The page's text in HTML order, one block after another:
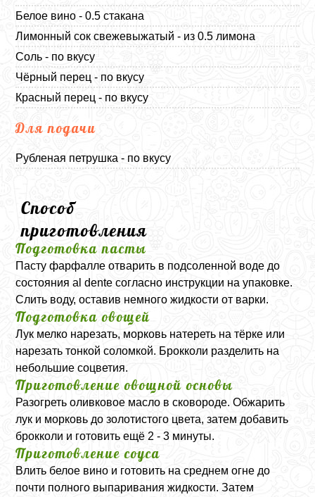
Белое вино - 0.5 стакана
Лимонный сок свежевыжатый - из 0.5 лимона
Соль - по вкусу
Чёрный перец - по вкусу
Красный перец - по вкусу
Для подачи
Рубленая петрушка - по вкусу
Способ
приготовления
Подготовка пасты
Пасту фарфалле отварить в подсоленной воде до
состояния al dente согласно инструкции на упаковке.
Слить воду, оставив немного жидкости от варки.
Подготовка овощей
Лук мелко нарезать, морковь натереть на тёрке или
нарезать тонкой соломкой. Брокколи разделить на
небольшие соцветия.
Приготовление овощной основы
Разогреть оливковое масло в сковороде. Обжарить
лук и морковь до золотистого цвета, затем добавить
брокколи и готовить ещё 2 - 3 минуты.
Приготовление соуса
Влить белое вино и готовить на среднем огне до
почти полного выпаривания жидкости. Затем